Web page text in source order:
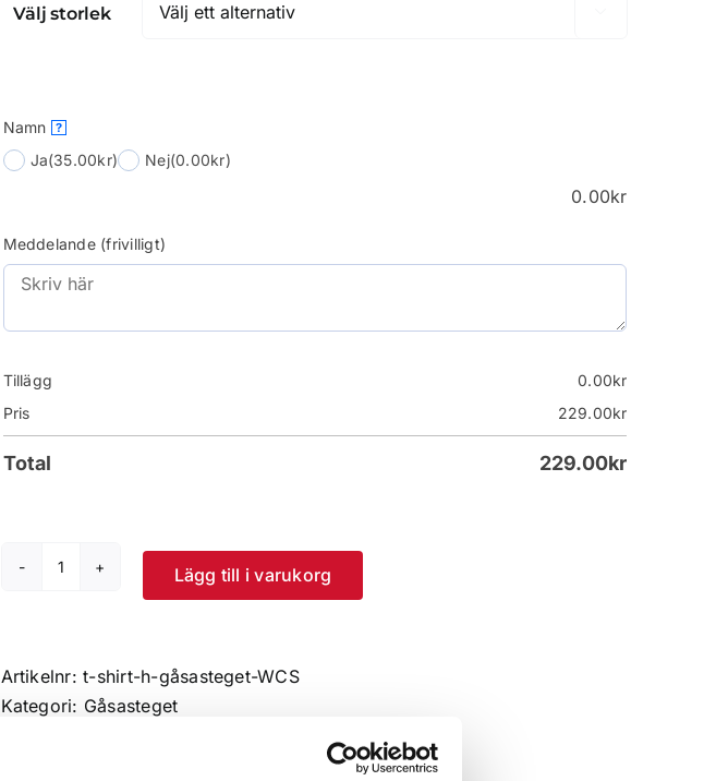
Välj storlek
Namn ?
Ja(35.00kr) Nej(0.00kr)
0.00kr
Meddelande (frivilligt)
Tillägg 0.00kr
Pris
229.00kr
Total 229.00kr
T-
-
WCS
Lägg till i varukorg
Artikelnr:t-shirt-h-gåsasteget-WCS
Kategori: Gåsasteget